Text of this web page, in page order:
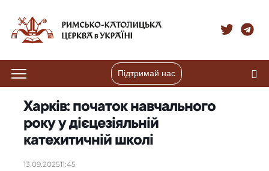
Підтримай нас
Харків: початок навчального
року у дієцезіяльній
катехитичній школі
13.09.202511:45